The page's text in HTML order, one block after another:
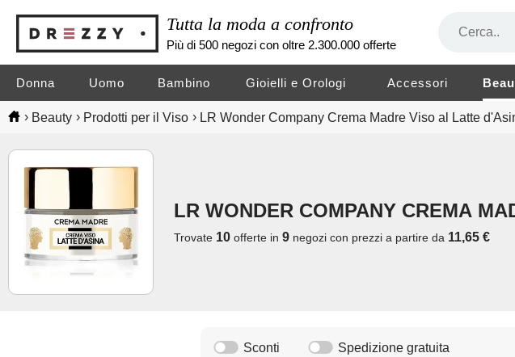
Tutta la moda a confronto
Più di 500 negozi con oltre 2.300.000 offerte
Donna Uomo Bambino Gioielli e Orologi Accessori
› Beauty › Prodotti per il Viso › LR Wonder Company Crema Madre Viso al Latte
LR WONDER COMPANY CREMA
Trovate 10 offerte in 9 negozi con prezzi a partire da 11,65 €
Sconti Spedizione gratuita